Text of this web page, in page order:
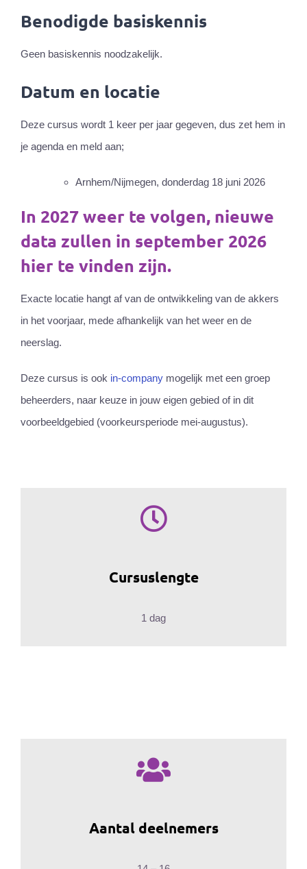
Benodigde basiskennis
Geen basiskennis noodzakelijk.
Datum en locatie
Deze cursus wordt 1 keer per jaar gegeven, dus zet hem in
je agenda en meld aan;
Arnhem/Nijmegen, donderdag 18 juni 2026
In 2027 weer te volgen, nieuwe
data zullen in september 2026
hier te vinden zijn.
Exacte locatie hangt af van de ontwikkeling van de akkers
in het voorjaar, mede afhankelijk van het weer en de
neerslag.
Deze cursus is ook in-company mogelijk met een groep
beheerders, naar keuze in jouw eigen gebied of in dit
voorbeeldgebied (voorkeursperiode mei-augustus).
Cursuslengte
1 dag
Aantal deelnemers